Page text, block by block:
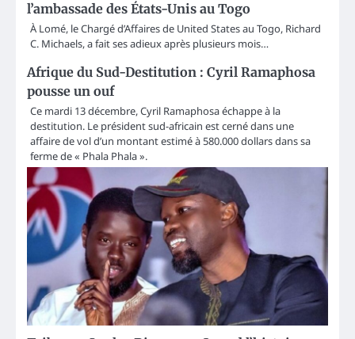
l’ambassade des États-Unis au Togo
À Lomé, le Chargé d’Affaires de United States au Togo, Richard
C. Michaels, a fait ses adieux après plusieurs mois…
Afrique du Sud-Destitution : Cyril Ramaphosa
pousse un ouf
Ce mardi 13 décembre, Cyril Ramaphosa échappe à la
destitution. Le président sud-africain est cerné dans une
affaire de vol d’un montant estimé à 580.000 dollars dans sa
ferme de « Phala Phala ».